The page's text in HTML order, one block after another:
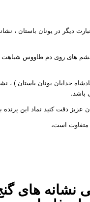
دیگر در یونان باستان ،
های روی دم طاووس شباهت
خدایان یونان باستان ) ،
عزیز دقت کنید نماد این پرنده
متفاوت است،
نشانه های